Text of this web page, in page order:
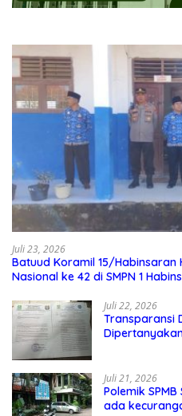
Juli 23, 2026
Batuud Koramil 15/Habinsaran
Nasional ke 42 di SMPN 1
Juli 22, 2026
Transparansi
Juli 21, 2026
Polemik
ada